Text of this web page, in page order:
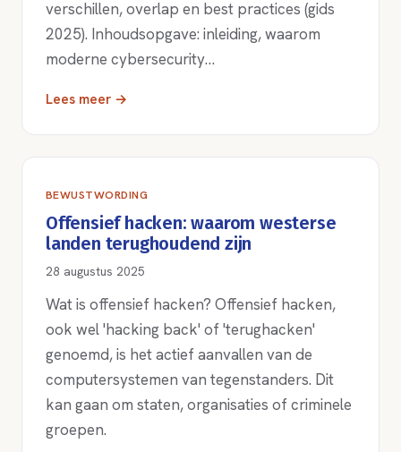
verschillen, overlap en best practices (gids
2025). Inhoudsopgave: inleiding, waarom
moderne cybersecurity…
Lees meer →
BEWUSTWORDING
Offensief hacken: waarom westerse
landen terughoudend zijn
28 augustus 2025
Wat is offensief hacken? Offensief hacken,
ook wel 'hacking back' of 'terughacken'
genoemd, is het actief aanvallen van de
computersystemen van tegenstanders. Dit
kan gaan om staten, organisaties of criminele
groepen.